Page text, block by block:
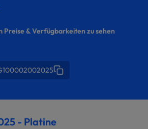
Preise & Verfügbarkeiten zu sehen
- Platine